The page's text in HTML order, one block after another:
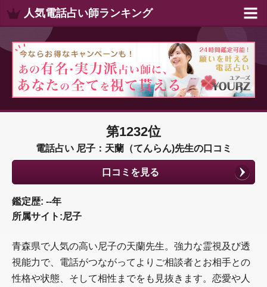
人気電話占い師ランキング
第1232位
電話占い 尼子：天蘭（てんらん)先生の口コミ
口コミを見る
鑑定歴: --年
所属サイト:尼子
青森県で人気の高い尼子の天蘭先生。強力な霊視及び透
視能力で、電話がつながってよりご相談者とお相手との
性格や状態、そして相性までをも見抜きます。恋愛や人